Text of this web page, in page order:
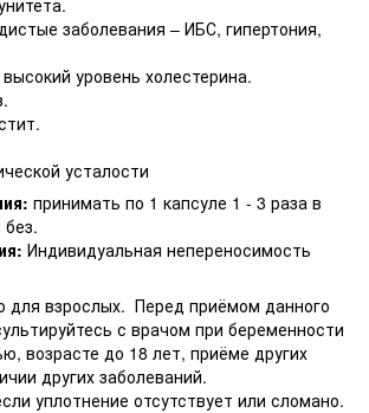
заболевания – ИБС, гипертония,
уровень холестерина.
усталости
принимать по 1 капсуле 1 - 3 раза в
Индивидуальная непереносимость
для взрослых. Перед приёмом данного
с врачом при беременности
возрасте до 18 лет, приёме других
других заболеваний.
уплотнение отсутствует или сломано.